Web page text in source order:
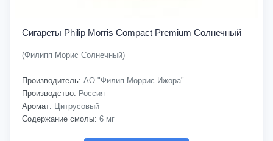
Сигареты Philip Morris Compact Premium Солнечный
(Филипп Морис Солнечный)
Производитель: АО "Филип Моррис Ижора"
Производство: Россия
Аромат: Цитрусовый
Содержание смолы: 6 мг